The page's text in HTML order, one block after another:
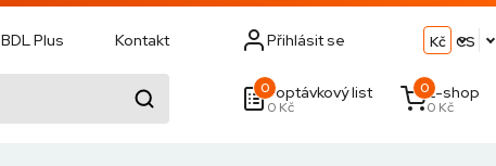
BDL Plus Kontakt Přihlásit se Kč CS
0Poptávkový list
0 Kč
0E-shop
0 Kč